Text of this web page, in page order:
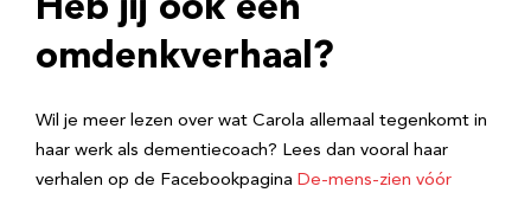
Heb jij ook een
omdenkverhaal?
Wil je meer lezen over wat Carola allemaal tegenkomt in
haar werk als dementiecoach? Lees dan vooral haar
verhalen op de Facebookpagina De-mens-zien vóór